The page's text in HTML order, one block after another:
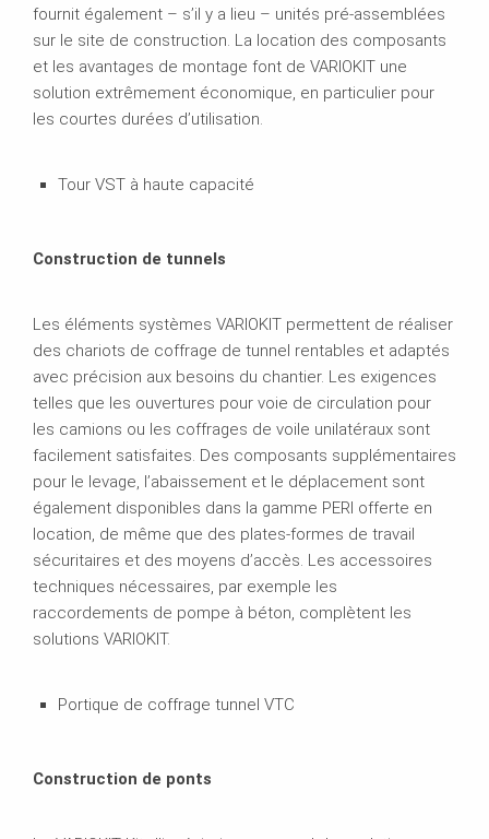
fournit également – s’il y a lieu – unités pré-assemblées
sur le site de construction. La location des composants
et les avantages de montage font de VARIOKIT une
solution extrêmement économique, en particulier pour
les courtes durées d’utilisation.
Tour VST à haute capacité
Construction de tunnels
Les éléments systèmes VARIOKIT permettent de réaliser
des chariots de coffrage de tunnel rentables et adaptés
avec précision aux besoins du chantier. Les exigences
telles que les ouvertures pour voie de circulation pour
les camions ou les coffrages de voile unilatéraux sont
facilement satisfaites. Des composants supplémentaires
pour le levage, l’abaissement et le déplacement sont
également disponibles dans la gamme PERI offerte en
location, de même que des plates-formes de travail
sécuritaires et des moyens d’accès. Les accessoires
techniques nécessaires, par exemple les
raccordements de pompe à béton, complètent les
solutions VARIOKIT.
Portique de coffrage tunnel VTC
Construction de ponts